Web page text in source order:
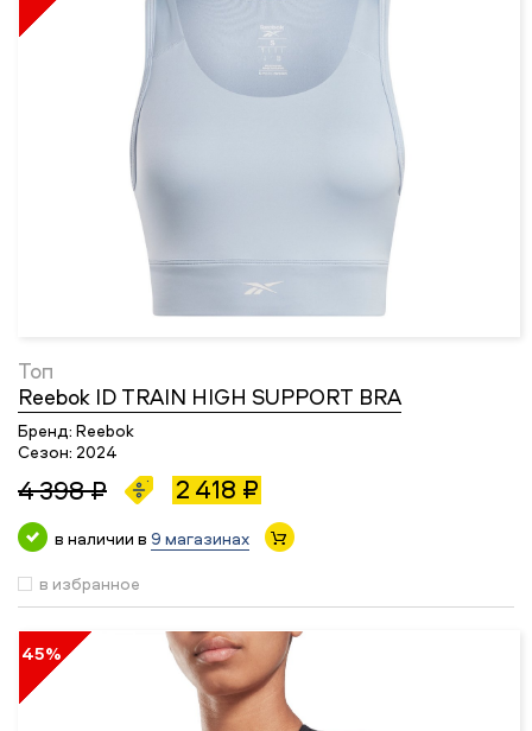
Топ
Reebok ID TRAIN HIGH SUPPORT BRA
Бренд: Reebok
Сезон: 2024
4 398 ₽ 2 418 ₽
в наличии в 9 магазинах
в избранное
45%